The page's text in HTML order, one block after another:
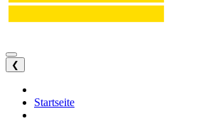
❮
Startseite